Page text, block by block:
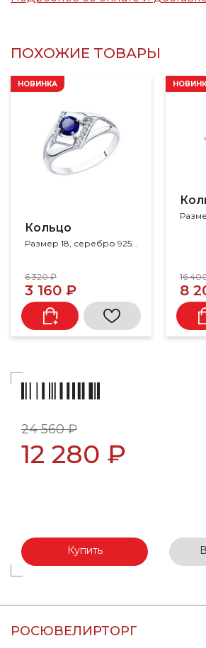
ПОХОЖИЕ ТОВАРЫ
Кольцо
Размер 18, серебро 925, корунд, фианит
НОВИНКА
6 320 ₽
3 160 ₽
16
8
24 560 ₽
12 280 ₽
Купить
РОСЮВЕЛИРТОРГ